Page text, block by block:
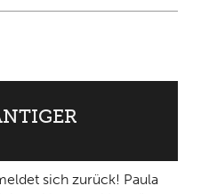
W
sich zurück! Paula